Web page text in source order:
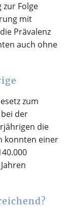
Folge
mit
Prävalenz
auch ohne
zum
der
die
konnten einer